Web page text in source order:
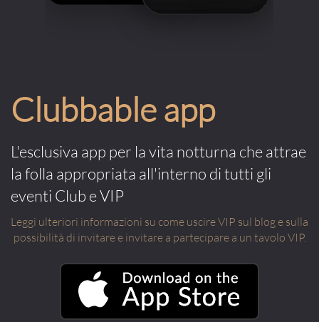
Clubbable app
L'esclusiva app per la vita notturna che attrae
la folla appropriata all'interno di tutti gli
eventi Club e VIP
Leggi ulteriori informazioni su come uscire VIP sul blog e sulla
possibilità di invitare e invitare a partecipare a un tavolo VIP.